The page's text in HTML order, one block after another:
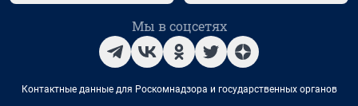
Мы в соцсетях
Контактные данные для Роскомнадзора и государственных органов